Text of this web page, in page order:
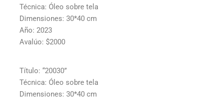
Técnica: Óleo sobre tela
Dimensiones: 30*40 cm
Año: 2023
Avalúo: $2000
Título: “20030”
Técnica: Óleo sobre tela
Dimensiones: 30*40 cm